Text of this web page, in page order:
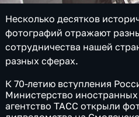
Несколько десятков
фотографий отражают
сотрудничества нашей
разных сферах.
К 70-летию вступления
Министерство
агентство ТАСС открыли